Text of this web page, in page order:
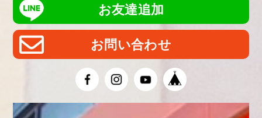
お友達追加
お問い合わせ